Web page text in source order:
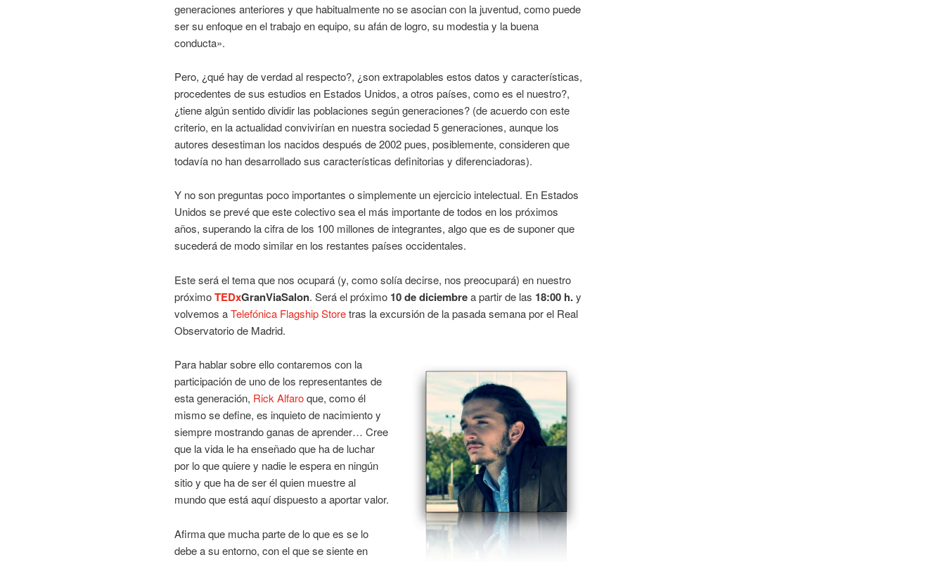
generaciones anteriores y que habitualmente no se asocian con la juventud, como puede
ser su enfoque en el trabajo en equipo, su afán de logro, su modestia y la buena
conducta».
Pero, ¿qué hay de verdad al respecto?, ¿son extrapolables estos datos y características,
procedentes de sus estudios en Estados Unidos, a otros países, como es el nuestro?,
¿tiene algún sentido dividir las poblaciones según generaciones? (de acuerdo con este
criterio, en la actualidad convivirían en nuestra sociedad 5 generaciones, aunque los
autores desestiman los nacidos después de 2002 pues, posiblemente, consideren que
todavía no han desarrollado sus características definitorias y diferenciadoras).
Y no son preguntas poco importantes o simplemente un ejercicio intelectual. En Estados
Unidos se prevé que este colectivo sea el más importante de todos en los próximos
años, superando la cifra de los 100 millones de integrantes, algo que es de suponer que
sucederá de modo similar en los restantes países occidentales.
Este será el tema que nos ocupará (y, como solía decirse, nos preocupará) en nuestro
próximoTEDxGranViaSalon. Será el próximo 10 de diciembrea partir de las 18:00 h.y
volvemos aTelefónica Flagship Storetras la excursión de la pasada semana por el Real
Observatorio de Madrid.
Para hablar sobre ello contaremos con la
participación de uno de los representantes de
esta generación, Rick Alfaroque, como él
mismo se define, es inquieto de nacimiento y
siempre mostrando ganas de aprender… Cree
que la vida le ha enseñado que ha de luchar
por lo que quiere y nadie le espera en ningún
sitio y que ha de ser él quien muestre al
mundo que está aquí dispuesto a aportar valor.
Afirma que mucha parte de lo que es se lo
debe a su entorno, con el que se siente en